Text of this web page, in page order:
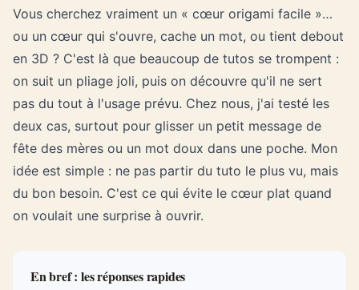
Vous cherchez vraiment un « cœur origami facile »…
ou un cœur qui s'ouvre, cache un mot, ou tient debout
en 3D ? C'est là que beaucoup de tutos se trompent :
on suit un pliage joli, puis on découvre qu'il ne sert
pas du tout à l'usage prévu. Chez nous, j'ai testé les
deux cas, surtout pour glisser un petit message de
fête des mères ou un mot doux dans une poche. Mon
idée est simple : ne pas partir du tuto le plus vu, mais
du bon besoin. C'est ce qui évite le cœur plat quand
on voulait une surprise à ouvrir.
En bref : les réponses rapides